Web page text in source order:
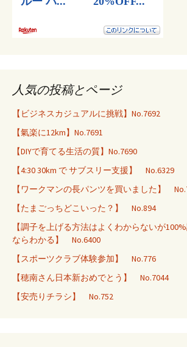
人気の投稿とページ
【ビジネスカジュアルに挑戦】No.7692
【氣楽に12km】No.7691
【DIYで育てる生活の質】No.7690
【4:30 30km で サブスリー支援】 No.6329
【ワークマンの長パンツを買いました】
【たまごっちどこいった？】 No.894
【調子を上げる方法はよくわからないが
ならわかる】 No.6400
【スポーツクラブ体験参加】 No.776
【穂南さん日本新おめでとう】 No.7044
【安売りチラシ】 No.752